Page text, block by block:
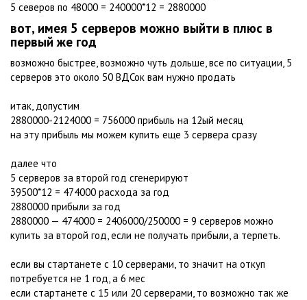
5 северов по 48000 = 240000*12 = 2880000
вот, имея 5 серверов можно выйти в плюс в
первый же год
возможно быстрее, возможно чуть дольше, все по ситуации, 5
серверов это около 50 ВДСок вам нужно продать
итак, допустим
2880000-2124000 = 756000 прибыль на 12ый месяц
на эту прибыль мы можем купить еще 3 сервера сразу
далее что
5 серверов за второй год сгенерируют
39500*12 = 474000 расхода за год
2880000 прибыли за год
2880000 — 474000 = 2406000/250000 = 9 серверов можно
купить за второй год, если не получать прибыли, а терпеть.
если вы стартанете с 10 серверами, то значит на откуп
потребуется не 1 год, а 6 мес
если стартанете с 15 или 20 серверами, то возможно так же